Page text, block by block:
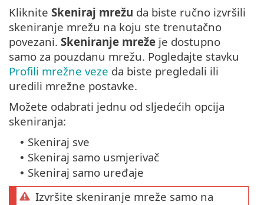
Kliknite Skeniraj mrežu da biste ručno izvršili
skeniranje mrežu na koju ste trenutačno
povezani. Skeniranje mreže je dostupno
samo za pouzdanu mrežu. Pogledajte stavku
Profili mrežne veze da biste pregledali ili
uredili mrežne postavke.
Možete odabrati jednu od sljedećih opcija
skeniranja:
• Skeniraj sve
• Skeniraj samo usmjerivač
• Skeniraj samo uređaje
Izvršite skeniranje mreže samo na